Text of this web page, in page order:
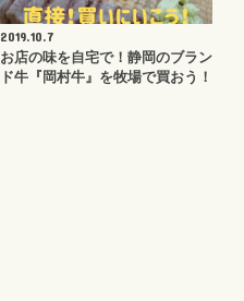
2019.10.7
お店の味を自宅で！静岡のブラン
ド牛『岡村牛』を牧場で買おう！